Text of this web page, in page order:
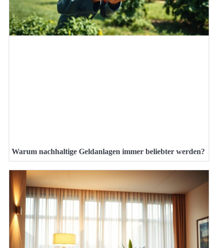
Warum nachhaltige Geldanlagen immer beliebter werden?